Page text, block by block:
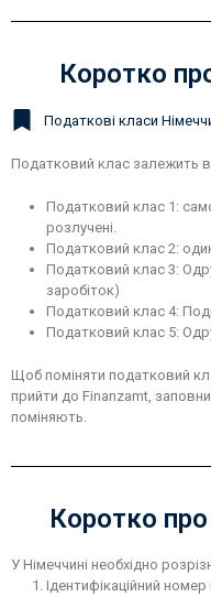
Коротко
Податкові класи
Податковий клас залежить
Податковий клас 1:
розлучені.
Податковий клас 2:
Податковий клас 3:
заробіток)
Податковий клас 4:
Податковий клас 5:
Щоб поміняти податковий
прийти до Finanzamt,
поміняють.
Коротко
У Німеччині необхідно
Ідентифікаційний